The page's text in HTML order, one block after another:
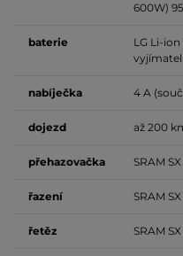
600W)
baterie
LG Li-
nabíječka 4 A
dojezd až 200
přehazovačka SRAM
řazení SRAM
řetěz SRAM